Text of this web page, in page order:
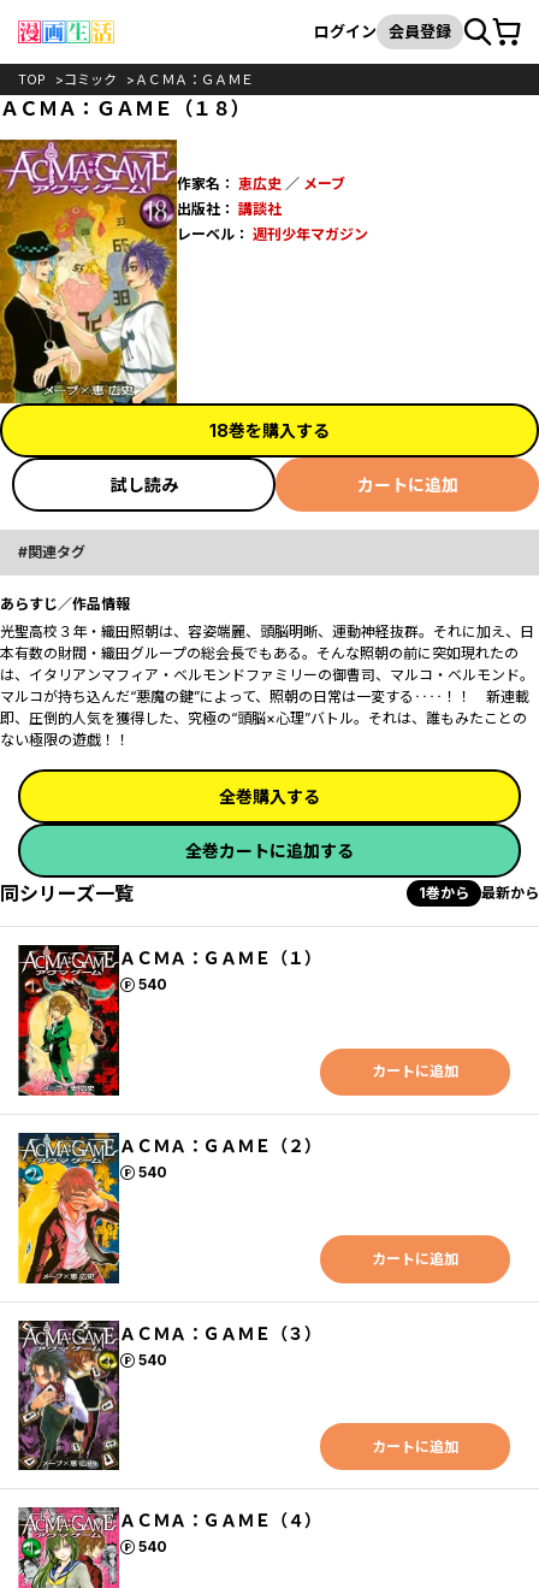
検索
ログイン 会員登録カート
TOP コミック ＡＣＭＡ：ＧＡＭＥ
ＡＣＭＡ：ＧＡＭＥ（１８）
作家名： 恵広史／ メーブ
出版社： 講談社
レーベル： 週刊少年マガジン
18巻を購入する
試し読み カートに追加
関連タグ
あらすじ／作品情報
光聖高校３年・織田照朝は、容姿端麗、頭脳明晰、運動神経抜群。それに加え、日
本有数の財閥・織田グループの総会長でもある。そんな照朝の前に突如現れたの
は、イタリアンマフィア・ベルモンドファミリーの御曹司、マルコ・ベルモンド。
マルコが持ち込んだ“悪魔の鍵”によって、照朝の日常は一変する‥‥！！ 新連載
即、圧倒的人気を獲得した、究極の“頭脳×心理”バトル。それは、誰もみたことの
ない極限の遊戯！！
全巻購入する
全巻カートに追加する
同シリーズ一覧 1巻から 最新から
ＡＣＭＡ：ＧＡＭＥ（１）
540
ポイント
カートに追加
ＡＣＭＡ：ＧＡＭＥ（２）
540
ポイント
カートに追加
ＡＣＭＡ：ＧＡＭＥ（３）
540
ポイント
カートに追加
ＡＣＭＡ：ＧＡＭＥ（４）
540
ポイント